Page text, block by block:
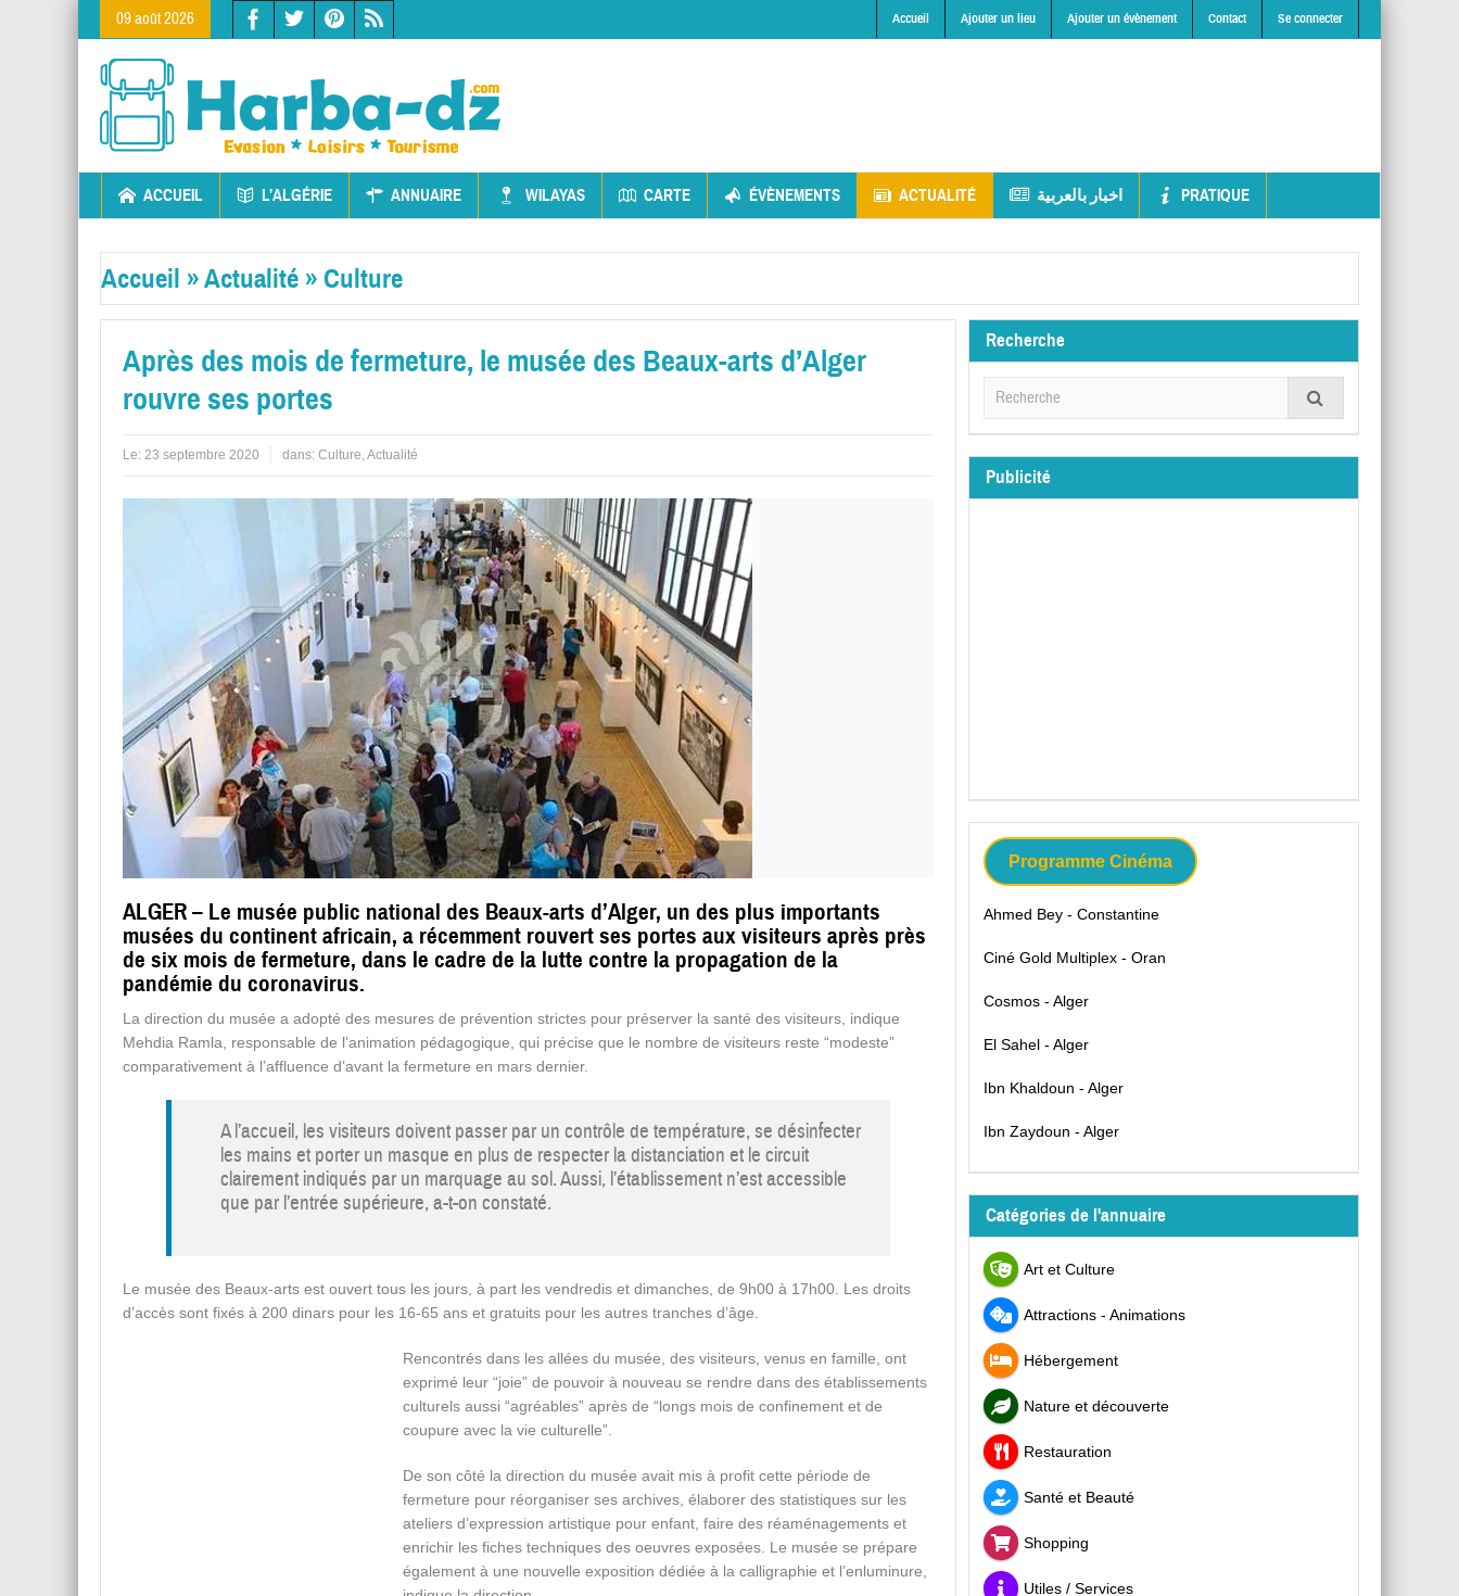
09 août 2026 Accueil Ajouter un lieu Ajouter un évènement Contact Se connecter
ACCUEIL L’ALGÉRIE ANNUAIRE WILAYAS CARTE ÉVÈNEMENTS ACTUALITÉ اخبار بالعربية PRATIQUE
Accueil »Actualité »Culture
Après des mois de fermeture, le musée des Beaux-arts d’Alger
rouvre ses portes
Le: 23 septembre 2020 dans: Culture,Actualité
ALGER – Le musée public national des Beaux-arts d’Alger, un des plus importants
musées du continent africain, a récemment rouvert ses portes aux visiteurs après près
de six mois de fermeture, dans le cadre de la lutte contre la propagation de la
pandémie du coronavirus.
La direction du musée a adopté des mesures de prévention strictes pour préserver la santé des visiteurs, indique
Mehdia Ramla, responsable de l’animation pédagogique, qui précise que le nombre de visiteurs reste “modeste”
comparativement à l’affluence d’avant la fermeture en mars dernier.
A l’accueil, les visiteurs doivent passer par un contrôle de température, se désinfecter
les mains et porter un masque en plus de respecter la distanciation et le circuit
clairement indiqués par un marquage au sol. Aussi, l’établissement n’est accessible
que par l’entrée supérieure, a-t-on constaté.
Le musée des Beaux-arts est ouvert tous les jours, à part les vendredis et dimanches, de 9h00 à 17h00. Les droits
d’accès sont fixés à 200 dinars pour les 16-65 ans et gratuits pour les autres tranches d’âge.
Rencontrés dans les allées du musée, des visiteurs, venus en famille, ont
exprimé leur “joie” de pouvoir à nouveau se rendre dans des établissements
culturels aussi “agréables” après de “longs mois de confinement et de
coupure avec la vie culturelle”.
De son côté la direction du musée avait mis à profit cette période de
fermeture pour réorganiser ses archives, élaborer des statistiques sur les
ateliers d’expression artistique pour enfant, faire des réaménagements et
enrichir les fiches techniques des oeuvres exposées. Le musée se prépare
également à une nouvelle exposition dédiée à la calligraphie et l’enluminure,
Recherche
Publicité
Programme Cinéma
Ahmed Bey - Constantine
Ciné Gold Multiplex - Oran
Cosmos - Alger
El Sahel - Alger
Ibn Khaldoun - Alger
Ibn Zaydoun - Alger
Catégories de l'annuaire
Art et Culture
Attractions - Animations
Hébergement
Nature et découverte
Restauration
Santé et Beauté
Shopping
Utiles / Services